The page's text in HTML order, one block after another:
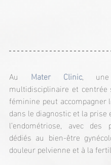
Au Mater Clinic, une
multidisciplinaire et
féminine peut accompagner
dans le diagnostic et la prise
l’endométriose, avec des
dédiés au bien-être
douleur pelvienne et à la